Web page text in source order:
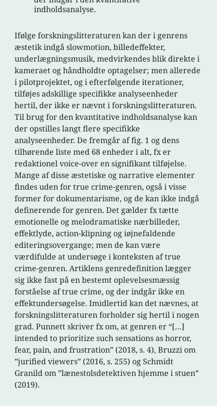
indholdsanalyse.
Ifølge forskningslitteraturen kan der i genrens
æstetik indgå slowmotion, billedeffekter,
underlægningsmusik, medvirkendes blik direkte i
kameraet og håndholdte optagelser; men allerede
i pilotprojektet, og i efterfølgende iterationer,
tilføjes adskillige specifikke analyseenheder
hertil, der ikke er nævnt i forskningslitteraturen.
Til brug for den kvantitative indholdsanalyse kan
der opstilles langt flere specifikke
analyseenheder. De fremgår af fig. 1 og dens
tilhørende liste med 68 enheder i alt, fx er
redaktionel voice-over en signifikant tilføjelse.
Mange af disse æstetiske og narrative elementer
findes uden for true crime-genren, også i visse
former for dokumentarisme, og de kan ikke indgå
definerende for genren. Det gælder fx tætte
emotionelle og melodramatiske nærbilleder,
effektlyde, action-klipning og iøjnefaldende
editeringsovergange; men de kan være
værdifulde at undersøge i konteksten af true
crime-genren. Artiklens genredefinition lægger
sig ikke fast på en bestemt oplevelsesmæssig
forståelse af true crime, og der indgår ikke en
effektundersøgelse. Imidlertid kan det nævnes, at
forskningslitteraturen forholder sig hertil i nogen
grad. Punnett skriver fx om, at genren er “[…]
intended to prioritize such sensations as horror,
fear, pain, and frustration” (2018, s. 4), Bruzzi om
”jurified viewers” (2016, s. 255) og Schmidt
Granild om ”lænestolsdetektiven hjemme i stuen”
(2019).